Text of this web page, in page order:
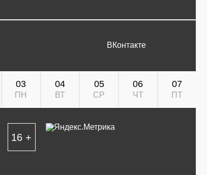
ВКонтакте
03
ПН
04
ВТ
05
СР
06
ЧТ
07
ПТ
16 +